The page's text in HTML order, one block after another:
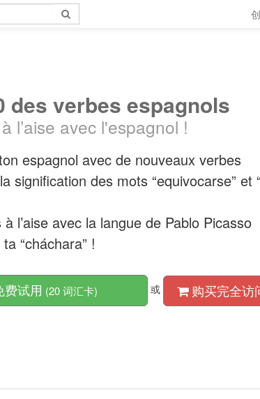
des verbes espagnols
l’aise avec l'espagnol !
espagnol avec de nouveaux verbes
signification des mots “equivocarse” et
à l’aise avec la langue de Pablo Picasso
“cháchara” !
费试用 (20 词汇卡) 或 购买完全访